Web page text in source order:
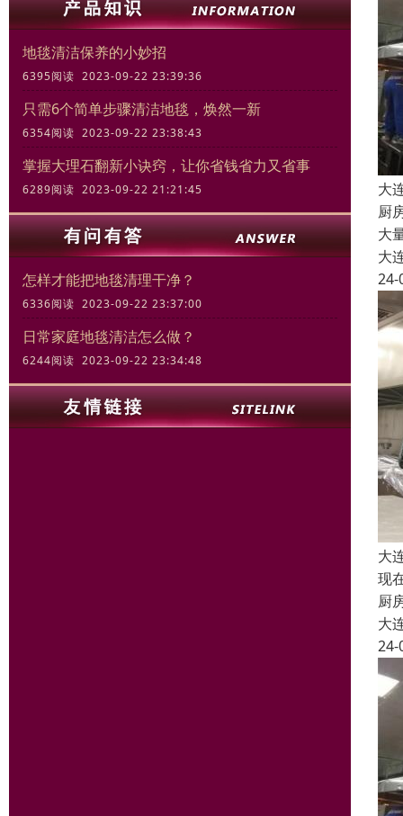
地毯清洁保养的小妙招
6395阅读 2023-09-22 23:39:36
只需6个简单步骤清洁地毯，焕然一新
6354阅读 2023-09-22 23:38:43
掌握大理石翻新小诀窍，让你省钱省力又省事
6289阅读 2023-09-22 21:21:45
怎样才能把地毯清理干净？
6336阅读 2023-09-22 23:37:00
日常家庭地毯清洁怎么做？
6244阅读 2023-09-22 23:34:48
大
厨
大
大
24-
大
现
厨
大
24-